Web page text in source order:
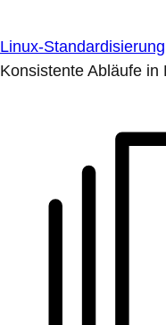
Linux-Standardisierung
Konsistente Abläufe